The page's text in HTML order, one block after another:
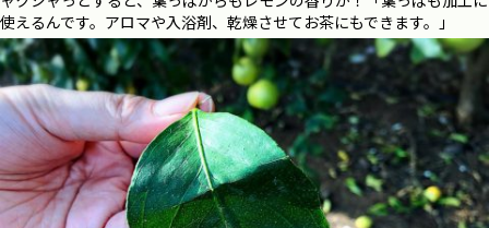
使えるんです。アロマや入浴剤、乾燥させてお茶にもできます。」